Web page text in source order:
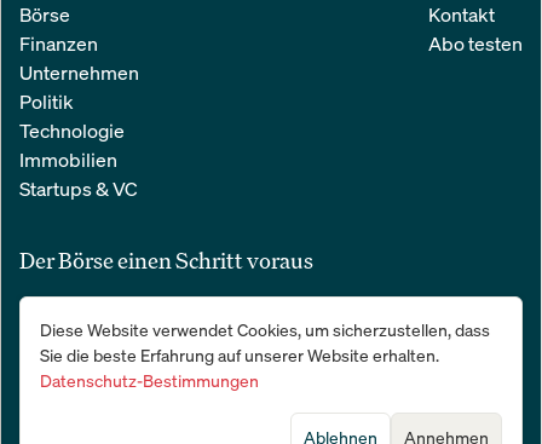
Börse
Finanzen
Unternehmen
Politik
Technologie
Immobilien
Startups & VC
Kontakt
Abo testen
Der Börse einen Schritt voraus
Alle relevanten Nachrichten aus Wirtschaft und Finanzen in einer
einfachen E-Mail. 100 % kostenlos:
Diese Website verwendet Cookies, um sicherzustellen, dass
Sie die beste Erfahrung auf unserer Website erhalten.
Datenschutz-Bestimmungen
Annehmen
Ablehnen